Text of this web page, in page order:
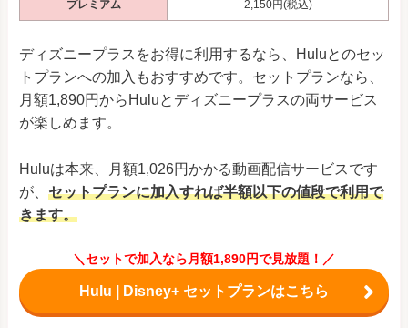
プレミアム 2,150円(税込)
ディズニープラスをお得に利用するなら、Huluとのセッ
トプランへの加入もおすすめです。セットプランなら、
月額1,890円からHuluとディズニープラスの両サービス
が楽しめます。
Huluは本来、月額1,026円かかる動画配信サービスです
が、 セットプランに加入すれば半額以下の値段で利用で
きます。
＼セットで加入なら月額1,890円で見放題！／
Hulu | Disney+ セットプランはこちら